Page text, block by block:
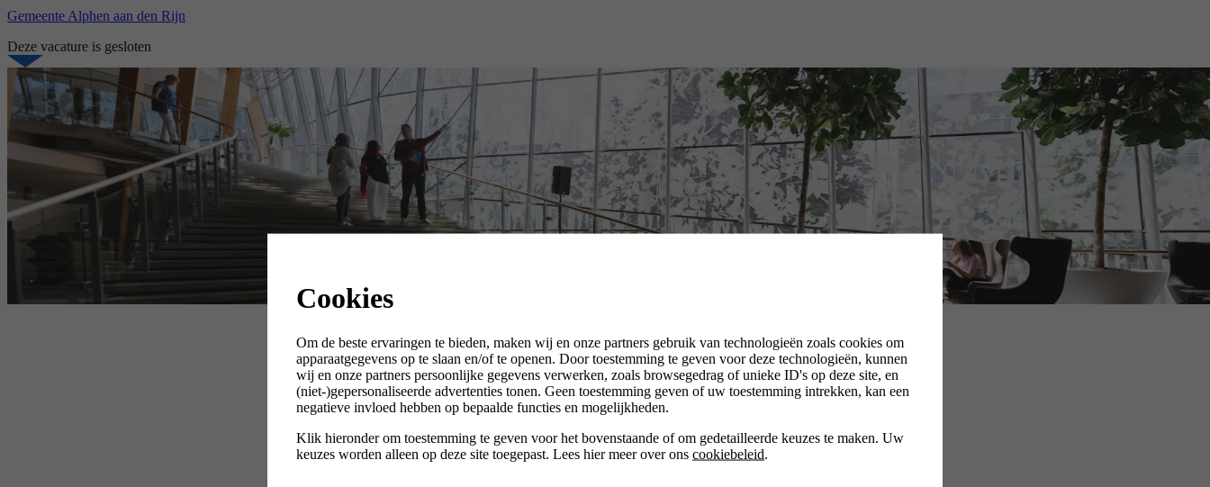
Gemeente Alphen aan den Rijn
Deze vacature is gesloten
Cookies
Om de beste ervaringen te bieden, maken wij en onze partners gebruik van technologieën zoals cookies om
apparaatgegevens op te slaan en/of te openen. Door toestemming te geven voor deze technologieën, kunnen
wij en onze partners persoonlijke gegevens verwerken, zoals browsegedrag of unieke ID's op deze site, en
(niet-)gepersonaliseerde advertenties tonen. Geen toestemming geven of uw toestemming intrekken, kan een
negatieve invloed hebben op bepaalde functies en mogelijkheden.
Klik hieronder om toestemming te geven voor het bovenstaande of om gedetailleerde keuzes te maken. Uw
keuzes worden alleen op deze site toegepast. Lees hier meer over ons cookiebeleid.